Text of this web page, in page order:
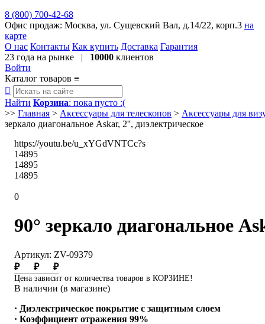
8 (800) 700-42-68
Офис продаж: Москва, ул. Сущевский Вал, д.14/22, корп.3 на
карте
О нас Контакты Как купить Доставка Гарантия
23 года на рынке | 10000 клиентов
Войти
Каталог товаров ≡

Найти Корзина: пока пусто :(
>> Главная > Аксессуары для телескопов > Аксессуары для
зеркало диагональное Askar, 2'', диэлектрическое
https://youtu.be/u_xYGdVNTCc?s
14895
14895
14895
0
90° зеркало диагональное
Артикул: ZV-09379
₽
₽ ₽
Цена зависит от количества товаров в КОРЗИНЕ!
В наличии (в магазине)
· Диэлектрическое покрытие с защитным слоем
· Коэффициент отражения 99%